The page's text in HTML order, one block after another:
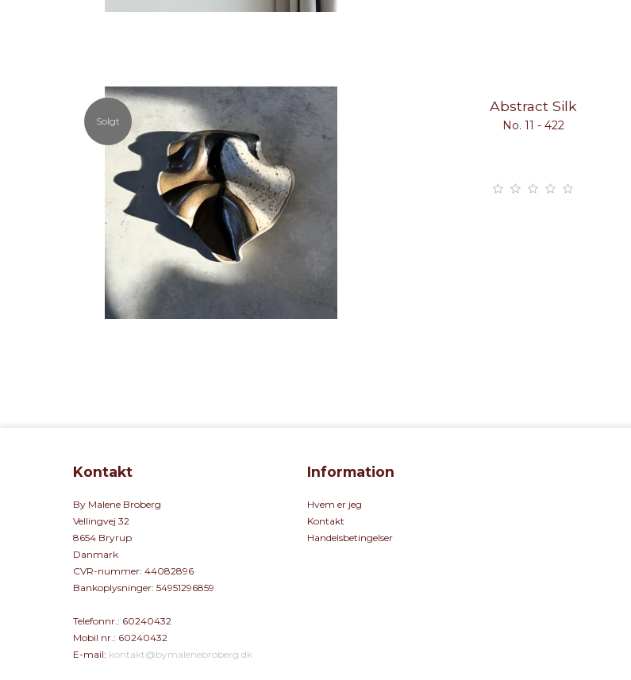
Solgt
Abstract Silk
No. 11 - 422
Kontakt
By Malene Broberg
Vellingvej 32
8654 Bryrup
Danmark
CVR-nummer: 44082896
Bankoplysninger: 54951296859
Telefonnr. : 60240432
Mobil nr. : 60240432
E-mail: kontakt@bymalenebroberg.dk
Information
Hvem er jeg
Kontakt
Handelsbetingelser